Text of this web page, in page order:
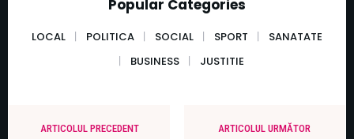
Popular Categories
LOCAL POLITICA SOCIAL SPORT
SANATATE
BUSINESS
JUSTITIE
ARTICOLUL PRECEDENT ARTICOLUL URMĂTOR